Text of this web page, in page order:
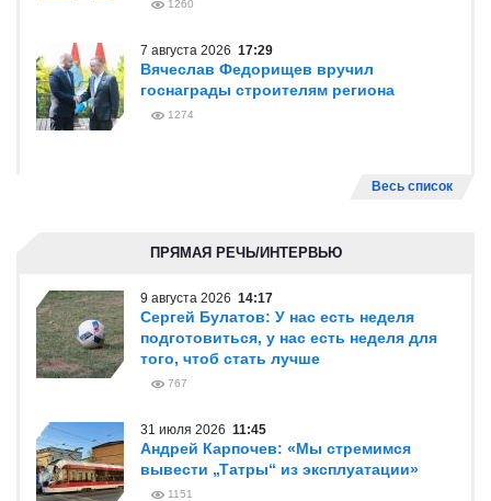
1260
7 августа 2026 17:29
Вячеслав Федорищев вручил
госнаграды строителям региона
1274
Весь список
ПРЯМАЯ РЕЧЬ/ИНТЕРВЬЮ
9 августа 2026 14:17
Сергей Булатов: У нас есть неделя
подготовиться, у нас есть неделя для
того, чтоб стать лучше
767
31 июля 2026 11:45
Андрей Карпочев: «Мы стремимся
вывести „Татры“ из эксплуатации»
1151